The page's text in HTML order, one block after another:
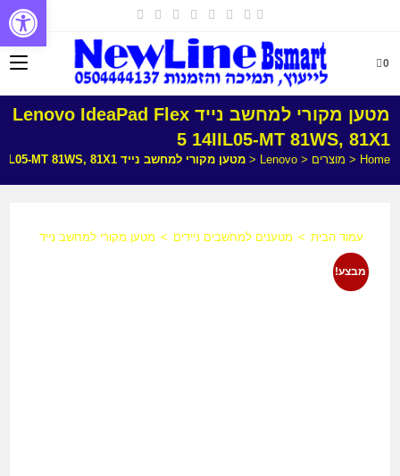
0
מטען מקורי למחשב נייד Lenovo IdeaPad Flex
5 14IIL05-MT 81WS, 81X1
Home
< מוצרים <
Lenovo
<מטען מקורי למחשב נייד Lenovo IdeaPad Flex 5 14IIL05-MT 81WS, 81X1
עמוד הבית > מטענים למחשבים ניידים > מטען מקורי למחשב נייד Lenovo IdeaPad Flex 5 14IIL05-MT 81WS, 81X1
מבצע!